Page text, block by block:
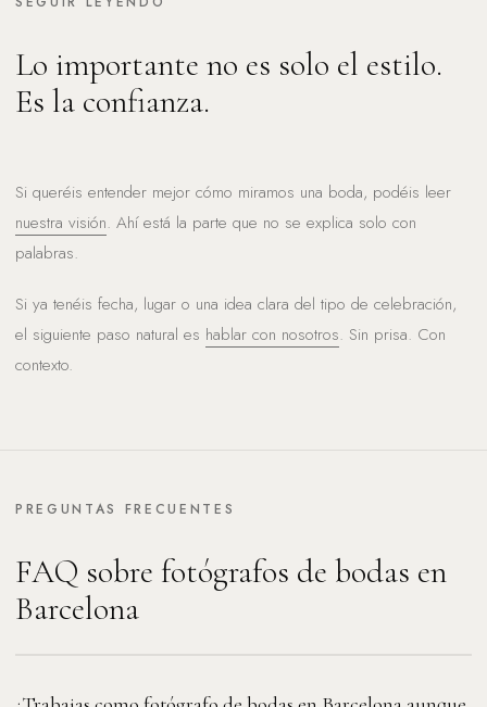
Lo importante no es solo el estilo.
Es la confianza.
Si queréis entender mejor cómo miramos una boda, podéis leer
nuestra visión. Ahí está la parte que no se explica solo con
palabras.
Si ya tenéis fecha, lugar o una idea clara del tipo de celebración,
el siguiente paso natural es hablar con nosotros. Sin prisa. Con
contexto.
PREGUNTAS FRECUENTES
FAQ sobre fotógrafos de bodas en
Barcelona